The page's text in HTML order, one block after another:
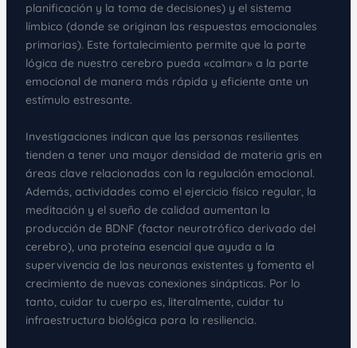
planificación y la toma de decisiones) y el sistema
límbico (donde se originan las respuestas emocionales
primarias). Este fortalecimiento permite que la parte
lógica de nuestro cerebro pueda «calmar» a la parte
emocional de manera más rápida y eficiente ante un
estímulo estresante.
Investigaciones indican que las personas resilientes
tienden a tener una mayor densidad de materia gris en
áreas clave relacionadas con la regulación emocional.
Además, actividades como el ejercicio físico regular, la
meditación y el sueño de calidad aumentan la
producción de BDNF (factor neurotrófico derivado del
cerebro), una proteína esencial que ayuda a la
supervivencia de las neuronas existentes y fomenta el
crecimiento de nuevas conexiones sinápticas. Por lo
tanto, cuidar tu cuerpo es, literalmente, cuidar tu
infraestructura biológica para la resiliencia.